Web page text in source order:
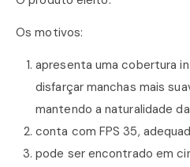
Os motivos:
apresenta uma cobertura
disfarçar manchas mais
mantendo a naturalidade
conta com FPS 35,
pode ser encontrado em